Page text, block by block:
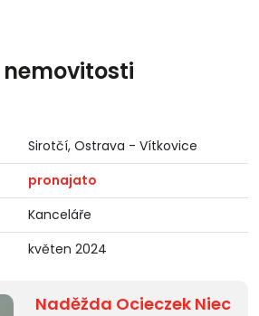
Sirotčí, Ostrava - Vítkovice
pronajato
Kanceláře
květen 2024
Naděžda Ocieczek Niec